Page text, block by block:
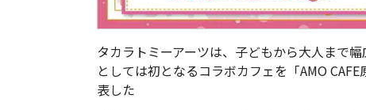
タカラトミーアーツは、子どもから大人まで
としては初となるコラボカフェを「AMO
表した